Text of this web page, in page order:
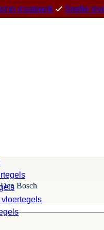
in maatwerk Snelle
Bosch